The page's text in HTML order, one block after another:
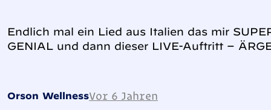
Endlich mal ein Lied aus Italien das mir
GENIAL und dann dieser LIVE-Auftritt –
Orson WellnessVor 6 Jahren